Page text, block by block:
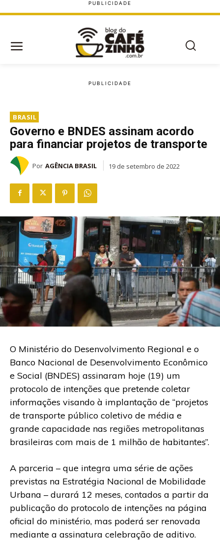
BRASIL
Governo e BNDES assinam acordo
para financiar projetos de transporte
Por AGÊNCIA BRASIL 19 de setembro de 2022
O Ministério do Desenvolvimento Regional e o
Banco Nacional de Desenvolvimento Econômico
e Social (BNDES) assinaram hoje (19) um
protocolo de intenções que pretende coletar
informações visando à implantação de “projetos
de transporte público coletivo de média e
grande capacidade nas regiões metropolitanas
brasileiras com mais de 1 milhão de habitantes”.
A parceria – que integra uma série de ações
previstas na Estratégia Nacional de Mobilidade
Urbana – durará 12 meses, contados a partir da
publicação do protocolo de intenções na página
oficial do ministério, mas poderá ser renovada
mediante a assinatura celebração de aditivo.